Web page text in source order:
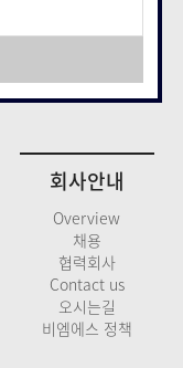
회사안내
Overview
채용
협력회사
Contact us
오시는길
비엠에스 정책